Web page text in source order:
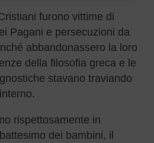
furono vittime di
Pagani e persecuzioni da
abbandonassero la loro
della filosofia greca e le
stavano traviando
rispettosamente in
dei bambini, il